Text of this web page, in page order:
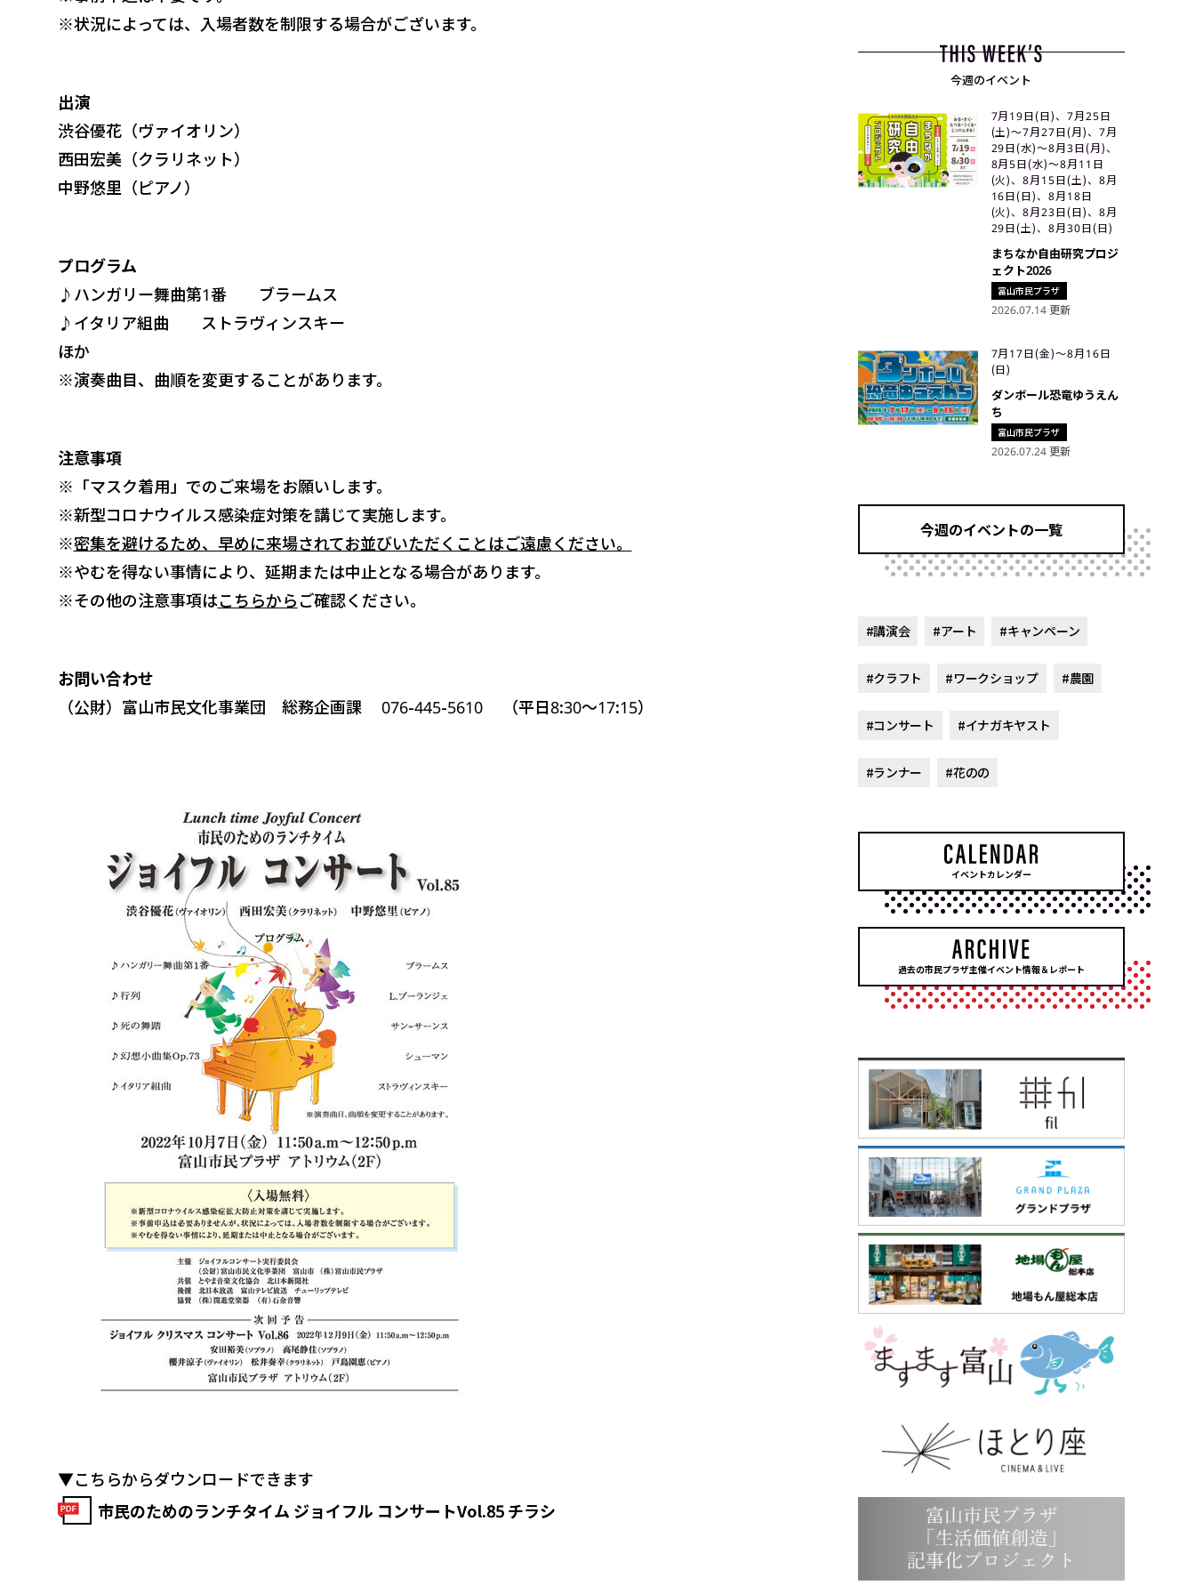
※状況によっては、入場者数を制限する場合がございます。
出演
渋谷優花（ヴァイオリン）
西田宏美（クラリネット）
中野悠里（ピアノ）
プログラム
♪ハンガリー舞曲第1番 ブラームス
♪イタリア組曲 ストラヴィンスキー
ほか
※演奏曲目、曲順を変更することがあります。
注意事項
※「マスク着用」でのご来場をお願いします。
※新型コロナウイルス感染症対策を講じて実施します。
※密集を避けるため、早めに来場されてお並びいただくことはご遠慮ください。
※やむを得ない事情により、延期または中止となる場合があります。
※その他の注意事項はこちらからご確認ください。
お問い合わせ
（公財）富山市民文化事業団 総務企画課 076-445-5610 （平日8:30～17:15）
▼こちらからダウンロードできます
市民のためのランチタイム ジョイフル コンサートVol.85 チラシ
今週のイベント
富山市民プラザ
7月19日(日)、7月25日
(土)〜7月27日(月)、7月
29日(水)〜8月3日(月)、
8月5日(水)〜8月11日
(火)、8月15日(土)、8月
16日(日)、8月18日
(火)、8月23日(日)、8月
29日(土)、8月30日(日)
まちなか自由研究プロジ
ェクト2026
2026.07.14 更新
富山市民プラザ
7月17日(金)〜8月16日
(日)
ダンボール恐竜ゆうえん
ち
2026.07.24 更新
今週のイベントの一覧
#講演会 #アート #キャンペーン
#クラフト #ワークショップ #農園
#コンサート #イナガキヤスト
#ランナー #花のの
イベントカレンダー
過去の市民プラザ主催イベント情報＆レポート